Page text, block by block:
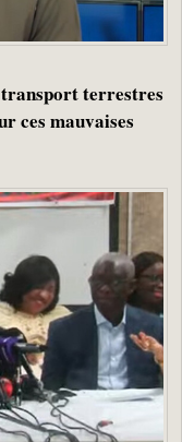
terrestres
ces mauvaises